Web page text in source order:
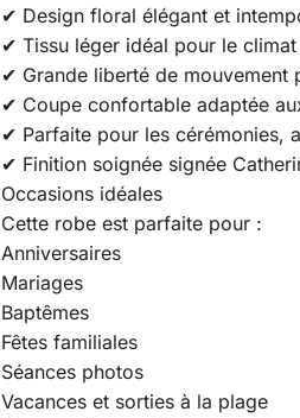
✔ Design floral élégant et
✔ Tissu léger idéal pour le
✔ Grande liberté de mouvement
✔ Coupe confortable adaptée
✔ Parfaite pour les cérémonies,
✔ Finition soignée signée
Occasions idéales
Cette robe est parfaite pour :
Anniversaires
Mariages
Baptêmes
Fêtes familiales
Séances photos
Vacances et sorties à la plage